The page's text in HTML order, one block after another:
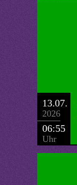
13.07.
2026
06:55
Uhr